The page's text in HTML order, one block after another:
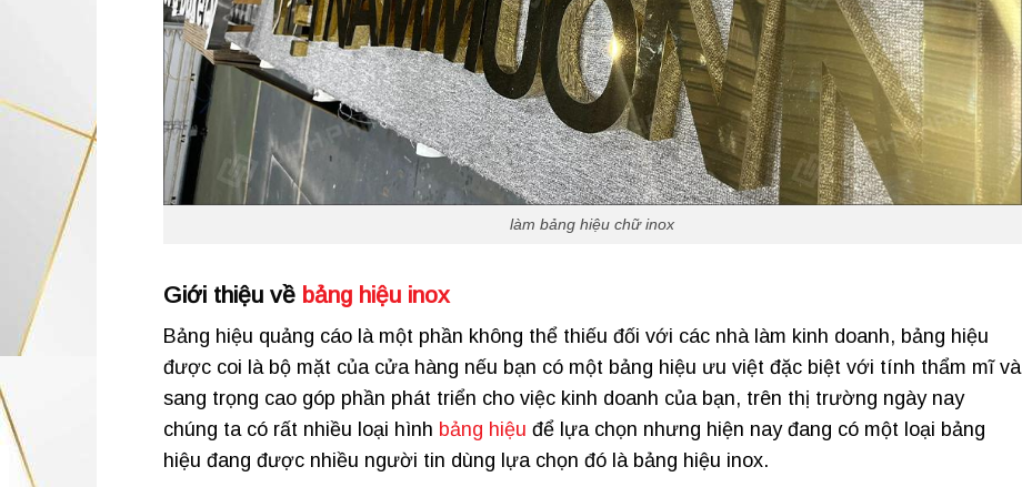
làm bảng hiệu chữ inox
Giới thiệu về bảng hiệu inox
Bảng hiệu quảng cáo là một phần không thể thiếu đối với các nhà làm kinh doanh, bảng hiệu
được coi là bộ mặt của cửa hàng nếu bạn có một bảng hiệu ưu việt đặc biệt với tính thẩm mĩ và
sang trọng cao góp phần phát triển cho việc kinh doanh của bạn, trên thị trường ngày nay
chúng ta có rất nhiều loại hình bảng hiệu để lựa chọn nhưng hiện nay đang có một loại bảng
hiệu đang được nhiều người tin dùng lựa chọn đó là bảng hiệu inox.